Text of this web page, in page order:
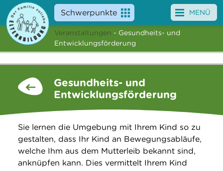
Schwerpunkte
Angebote
News
Über uns
Suche
MENÜ
Veranstaltungen - Gesundheits- und
Entwicklungsförderung
Gesundheits- und
Entwicklungsförderung
Sie lernen die Umgebung mit Ihrem Kind so zu
gestalten, dass Ihr Kind an Bewegungsabläufe,
welche Ihm aus dem Mutterleib bekannt sind,
anknüpfen kann. Dies vermittelt Ihrem Kind